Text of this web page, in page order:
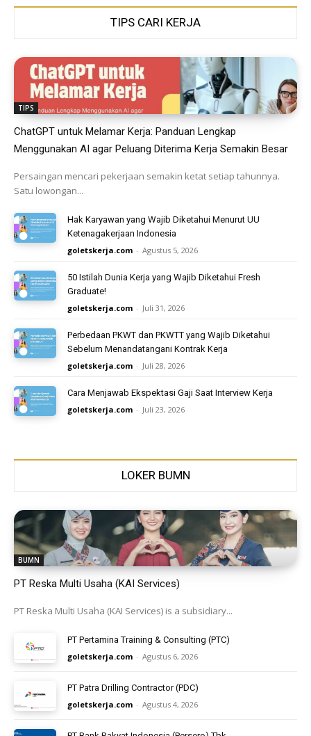
TIPS CARI KERJA
TIPS
ChatGPT untuk Melamar Kerja: Panduan Lengkap
Menggunakan AI agar Peluang Diterima Kerja Semakin Besar
Persaingan mencari pekerjaan semakin ketat setiap tahunnya.
Satu lowongan...
Hak Karyawan yang Wajib Diketahui Menurut UU
Ketenagakerjaan Indonesia
goletskerja.com - Agustus 5, 2026
50 Istilah Dunia Kerja yang Wajib Diketahui Fresh
Graduate!
goletskerja.com - Juli 31, 2026
Perbedaan PKWT dan PKWTT yang Wajib Diketahui
Sebelum Menandatangani Kontrak Kerja
goletskerja.com - Juli 28, 2026
Cara Menjawab Ekspektasi Gaji Saat Interview Kerja
goletskerja.com - Juli 23, 2026
LOKER BUMN
BUMN
PT Reska Multi Usaha (KAI Services)
PT Reska Multi Usaha (KAI Services) is a subsidiary...
PT Pertamina Training & Consulting (PTC)
goletskerja.com - Agustus 6, 2026
PT Patra Drilling Contractor (PDC)
goletskerja.com - Agustus 4, 2026